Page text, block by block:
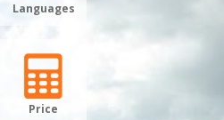
Languages
Price